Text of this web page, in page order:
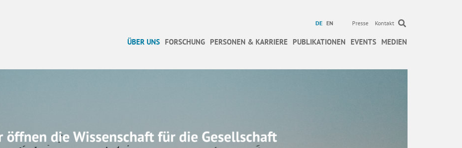
DE EN Presse Kontakt
ÜBER UNS FORSCHUNG PERSONEN & KARRIERE PUBLIKATIONEN EVENTS MEDIEN